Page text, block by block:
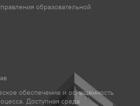
образовательной
обеспечение и оснащенность
Доступная среда